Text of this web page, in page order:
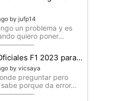
by jufp14
un problema y es
quiero poner…
F1 2023 para…
by vicsaya
preguntar pero
porque da error…